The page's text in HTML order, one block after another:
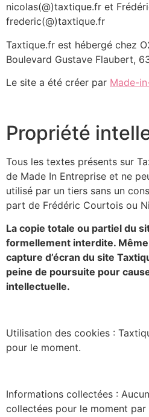
nicolas(@)taxtique.fr et
frederic(@)taxtique.fr
Taxtique.fr est hébergé chez
Boulevard Gustave Flaubert,
Le site a été créer par Made-
Propriété
Tous les textes présents sur
de Made In Entreprise et ne
utilisé par un tiers sans un
part de Frédéric Courtois ou
La copie totale ou partiel du
formellement interdite. Même
capture d’écran du site
peine de poursuite pour
intellectuelle.
Utilisation des cookies :
pour le moment.
Informations collectées :
collectées pour le moment par